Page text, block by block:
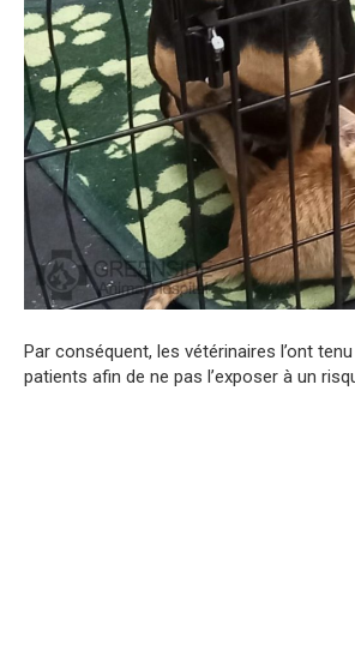
Par conséquent, les vétérinaires l’ont
patients afin de ne pas l’exposer à un